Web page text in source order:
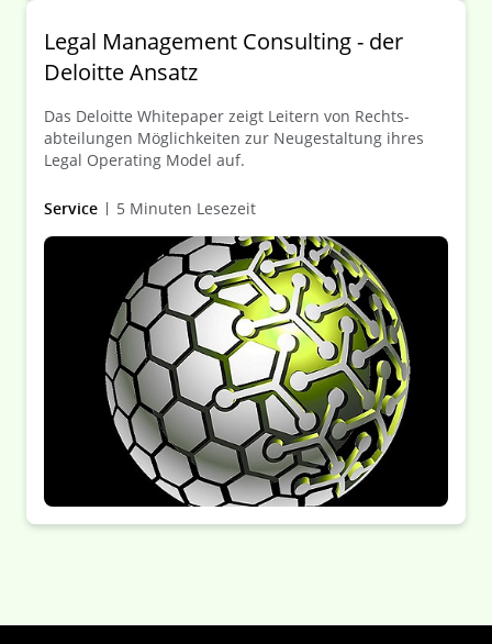
Legal Management Consulting - der
Deloitte Ansatz
Das Deloitte White­paper zeigt Leitern von Rechts­
abteilungen Möglich­keiten zur Neu­gestaltung ihres
Legal Operating Model auf.
Service 5 Minuten Lesezeit